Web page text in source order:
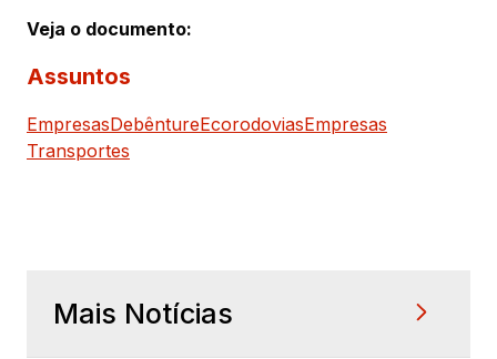
Veja o documento:
Assuntos
EmpresasDebêntureEcorodoviasEmpresas
Transportes
Mais Notícias